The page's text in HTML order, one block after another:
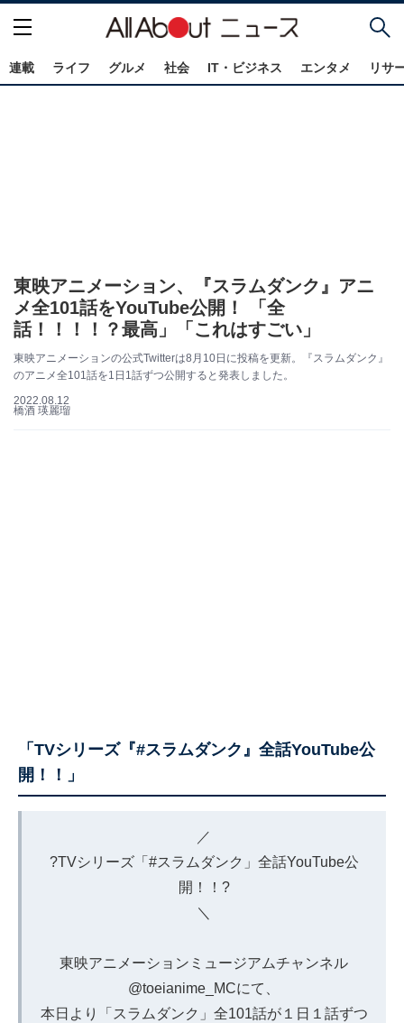
連載 ライフ グルメ 社会 IT・ビジネス エンタメ リサ
東映アニメーション、『スラムダンク』アニ
メ全101話をYouTube公開！ 「全
話！！！！？最高」「これはすごい」
東映アニメーションの公式Twitterは8月10日に投稿を更新。『スラムダンク』
のアニメ全101話を1日1話ずつ公開すると発表しました。
2022.08.12
橋酒 瑛麗瑠
「TVシリーズ『#スラムダンク』全話YouTube公
開！！」
／
?TVシリーズ「 #スラムダンク 」全話YouTube公
開！！?
＼
東映アニメーションミュージアムチャンネル
@toeianime_MCにて、
本日より「スラムダンク」全101話が１日１話ずつ